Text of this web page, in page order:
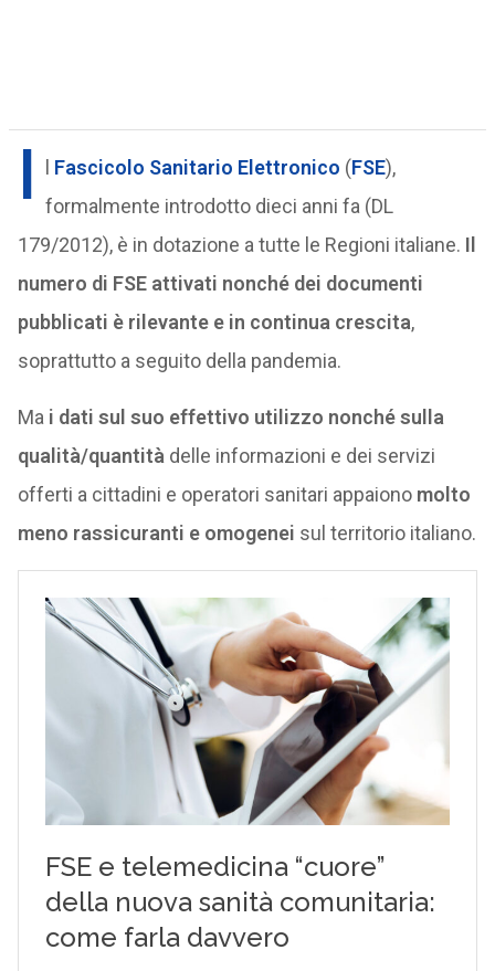
I Fascicolo Sanitario Elettronico (FSE),
formalmente introdotto dieci anni fa (DL
179/2012), è in dotazione a tutte le Regioni italiane. Il
numero di FSE attivati nonché dei documenti
pubblicati è rilevante e in continua crescita,
soprattutto a seguito della pandemia.
Ma i dati sul suo effettivo utilizzo nonché sulla
qualità/quantità delle informazioni e dei servizi
offerti a cittadini e operatori sanitari appaiono molto
meno rassicuranti e omogenei sul territorio italiano.